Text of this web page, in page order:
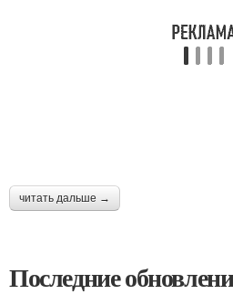
читать дальше →
Последние